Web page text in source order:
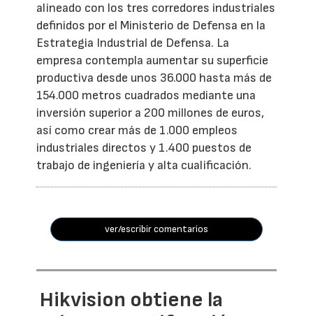
alineado con los tres corredores industriales
definidos por el Ministerio de Defensa en la
Estrategia Industrial de Defensa. La
empresa contempla aumentar su superficie
productiva desde unos 36.000 hasta más de
154.000 metros cuadrados mediante una
inversión superior a 200 millones de euros,
así como crear más de 1.000 empleos
industriales directos y 1.400 puestos de
trabajo de ingeniería y alta cualificación.
ver/escribir comentarios
Hikvision obtiene la